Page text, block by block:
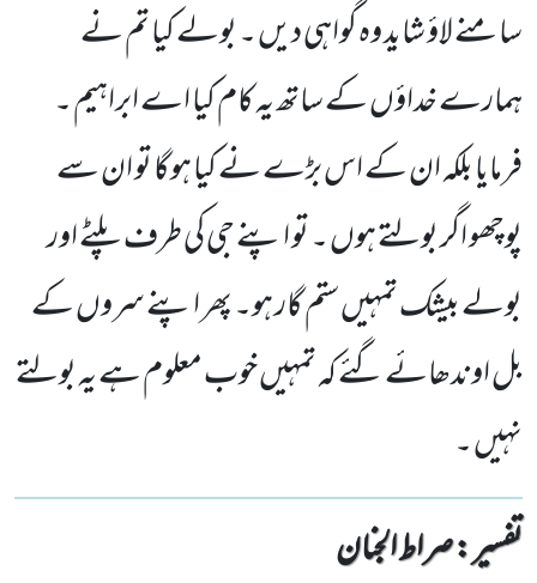
سامنے لاؤ شاید وہ گواہی دیں ۔ بولے کیا تم نے
ہمارے خداؤں کے ساتھ یہ کام کیا اے ابراہیم ۔
فرمایا بلکہ ان کے اس بڑے نے کیا ہوگا تو ان سے
پوچھو اگر بولتے ہوں ۔ تو اپنے جی کی طرف پلٹے اور
بولے بیشک تمہیں ستم گار ہو۔ پھر اپنے سروں کے
بل اوندھائے گئے کہ تمہیں خوب معلوم ہے یہ بولتے
نہیں ۔
تفسیر : ‎صراط الجنان